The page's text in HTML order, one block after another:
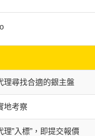
理尋找合適的銀主盤
地考察
理”入標”，即提交報價